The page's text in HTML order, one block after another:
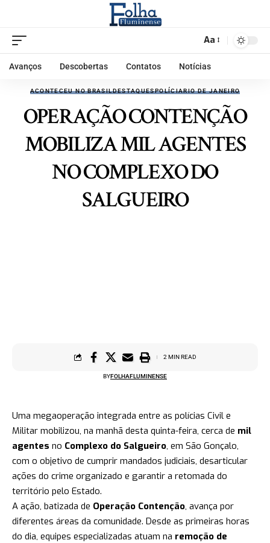
Aa
Avanços Descobertas Contatos Notícias
ACONTECEU NO BRASILDESTAQUESPOLÍCIARIO DE JANEIRO
OPERAÇÃO CONTENÇÃO
MOBILIZA MIL AGENTES
NO COMPLEXO DO
SALGUEIRO
BYFOLHAFLUMINENSE
2 MIN READ
Uma megaoperação integrada entre as polícias Civil e
Militar mobilizou, na manhã desta quinta-feira, cerca de mil
agentes no Complexo do Salgueiro, em São Gonçalo,
com o objetivo de cumprir mandados judiciais, desarticular
ações do crime organizado e garantir a retomada do
território pelo Estado.
A ação, batizada de Operação Contenção, avança por
diferentes áreas da comunidade. Desde as primeiras horas
do dia, equipes especializadas atuam na remoção de